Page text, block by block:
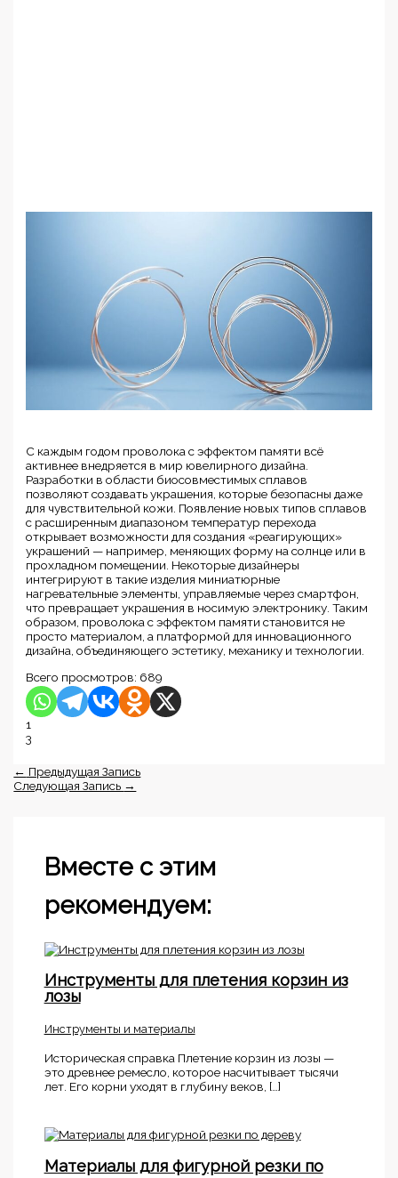
С каждым годом проволока с эффектом памяти всё
активнее внедряется в мир ювелирного дизайна.
Разработки в области биосовместимых сплавов
позволяют создавать украшения, которые безопасны даже
для чувствительной кожи. Появление новых типов сплавов
с расширенным диапазоном температур перехода
открывает возможности для создания «реагирующих»
украшений — например, меняющих форму на солнце или в
прохладном помещении. Некоторые дизайнеры
интегрируют в такие изделия миниатюрные
нагревательные элементы, управляемые через смартфон,
что превращает украшения в носимую электронику. Таким
образом, проволока с эффектом памяти становится не
просто материалом, а платформой для инновационного
дизайна, объединяющего эстетику, механику и технологии.
Всего просмотров: 689
1
3
← Предыдущая Запись
Следующая Запись →
Вместе с этим
рекомендуем:
Инструменты для плетения корзин из
лозы
Инструменты и материалы
Историческая справка Плетение корзин из лозы —
это древнее ремесло, которое насчитывает тысячи
лет. Его корни уходят в глубину веков, […]
Материалы для фигурной резки по